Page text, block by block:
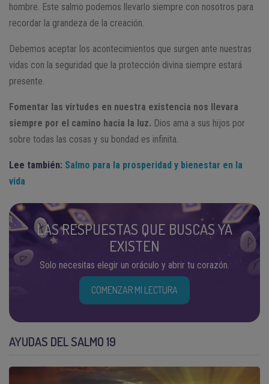
hombre. Este salmo podemos llevarlo siempre con nosotros para
recordar la grandeza de la creación.
Debemos aceptar los acontecimientos que surgen ante nuestras
vidas con la seguridad que la protección divina siempre estará
presente.
Fomentar las virtudes en nuestra existencia nos llevara
siempre por el camino hacia la luz. Dios ama a sus hijos por
sobre todas las cosas y su bondad es infinita.
Lee también: Salmo para la prosperidad y bienestar en la
vida
LAS RESPUESTAS QUE BUSCAS YA
EXISTEN
Solo necesitas elegir un oráculo y abrir tu corazón.
COMENZAR MI LECTURA
AYUDAS DEL SALMO 19